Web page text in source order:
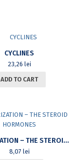
CYCLINES
23,26 lei
ADD TO CART
CANCERIZATION – THE STEROID HORMONES
8,07 lei